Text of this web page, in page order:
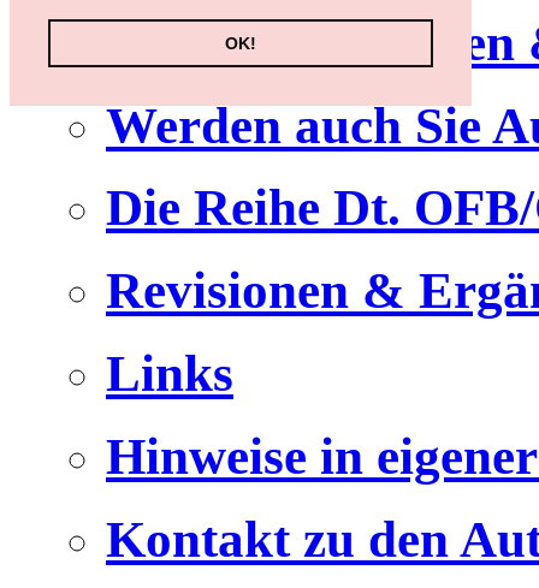
OK!
Werden auch Sie
Die Reihe Dt.
Revisionen &
Links
Hinweise in
Kontakt zu den